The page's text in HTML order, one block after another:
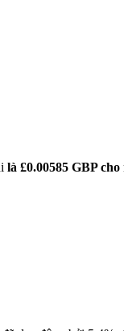
là £0.00585 GBP